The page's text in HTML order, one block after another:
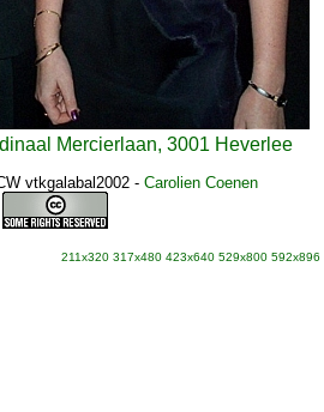
Mercierlaan, 3001 Heverlee
vtkgalabal2002- Carolien Coenen
211x320 317x480 423x640 529x800 592x896